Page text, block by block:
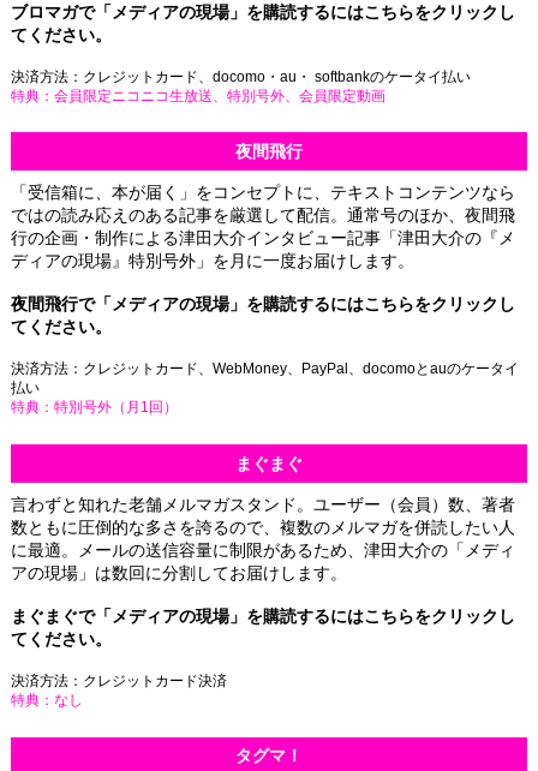
ブロマガで「メディアの現場」を購読するにはこちらをクリック し
てください。
決済方法：クレジットカード、 docomo・ au ・ softbankのケータイ払い
特典：会員限定ニコニコ生放送、特別号外、会員限定動画
夜間飛行
「受信箱に、本が届く」をコンセプトに、テキストコンテンツなら
ではの読み応えのある記事を厳選して配信。通常号のほか、夜間飛
行の企画・制作による津田大介インタビュー記事「津田大介の『メ
ディアの現場』特別号外」を月に一度お届けします。
夜間飛行で「メディアの現場」を購読するにはこちらをクリック し
てください。
決済方法：クレジットカード、 WebMoney、 PayPal 、 docomoとauのケータイ
払い
特典：特別号外（月1回）
まぐまぐ
言わずと知れた老舗メルマガスタンド。ユーザー（会員）数、著者
数ともに圧倒的な多さを誇るので、複数のメルマガを併読したい人
に最適。メールの送信容量に制限があるため、津田大介の「メディ
アの現場」は数回に分割してお届けします。
まぐまぐで「メディアの現場」を購読するにはこちらをクリック し
てください。
決済方法：クレジットカード決済
特典：なし
タグマ！